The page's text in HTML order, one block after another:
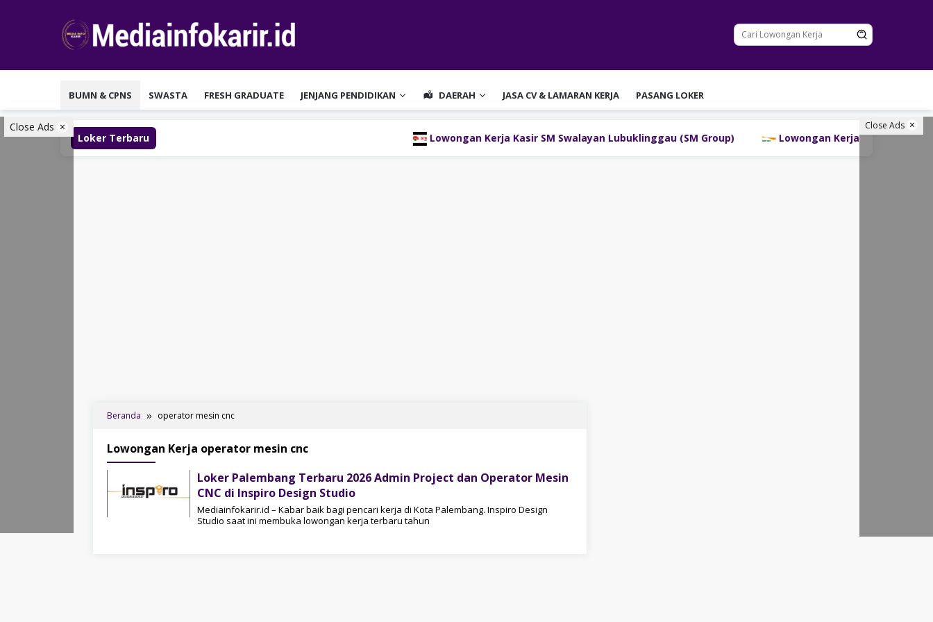
BUMN & CPNS SWASTA FRESH GRADUATE JENJANG PENDIDIKAN DAERAH JASA CV & LAMARAN KERJA PASANG LOKER
Close Ads Close Ads
Loker Terbaru Lowongan Kerja Kasir SM Swalayan Lubuklinggau (SM Group) Lowongan Kerja PT Bank
Beranda operator mesin cnc
Lowongan Kerja operator mesin cnc
Loker Palembang Terbaru 2026 Admin Project dan Operator Mesin
CNC di Inspiro Design Studio
Mediainfokarir.id – Kabar baik bagi pencari kerja di Kota Palembang. Inspiro Design
Studio saat ini membuka lowongan kerja terbaru tahun